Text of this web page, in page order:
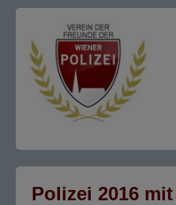
Polizei 2016